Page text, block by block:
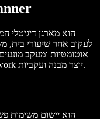
הוא מארגן דיגיטלי
אוטומטיות ומעקב
מלא. לכל מי שלומד לאזן אחריות, MyHomework יוצר מבנה ועקביות.